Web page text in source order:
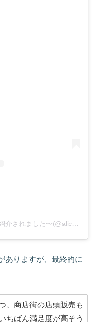
ありますが、最終的に
、商店街の店頭販売も
ちばん満足度が高そう